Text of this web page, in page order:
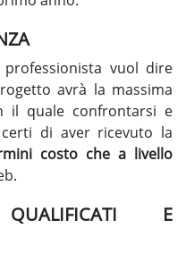
vuol dire
avrà la massima
il quale confrontarsi e
di aver ricevuto la
costo che a livello
E